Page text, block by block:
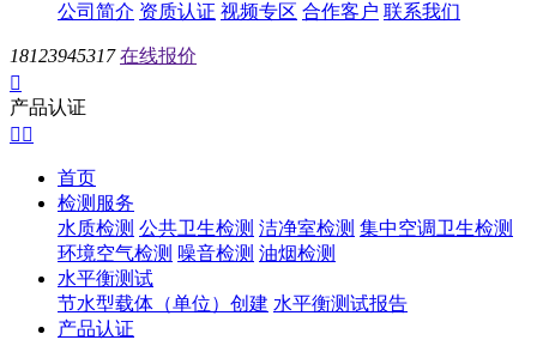
公司简介 资质认证 视频专区 合作客户 联系我们
18123945317 在线报价

产品认证
 
首页
检测服务
水质检测 公共卫生检测 洁净室检测 集中空调卫生检测
环境空气检测 噪音检测 油烟检测
水平衡测试
节水型载体（单位）创建 水平衡测试报告
产品认证